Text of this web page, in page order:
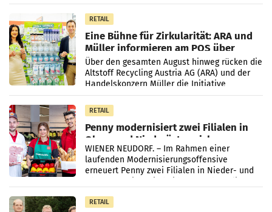
RETAIL
Eine Bühne für Zirkularität: ARA und
Müller informieren am POS über
Kreislauffähigkeit
Über den gesamten August hinweg rücken die
Altstoff Recycling Austria AG (ARA) und der
Handelskonzern Müller die Initiative
„Kreislauf-Helden“ in allen österreichischen
Müller-Filialen
RETAIL
Penny modernisiert zwei Filialen in
Ober- und Niederösterreich
WIENER NEUDORF. – Im Rahmen einer
laufenden Modernisierungsoffensive
erneuert Penny zwei Filialen in Nieder- und
RETAIL